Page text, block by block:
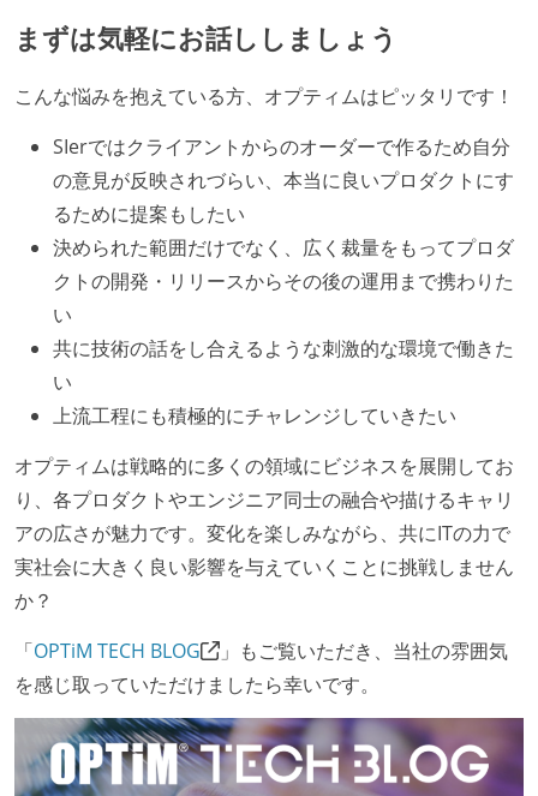
ていない
ーまたはペアプログラミングを実施している
「リファクタリングは随時行われるべき」という価値
観をメンバー全員が共有しており、日常的に実施して
いる
何らかのコーディング規約をチーム全体で遵守するよ
うにしている
テストの実施度
ほとんどのプロダクトコードに単体テストを記述、実
ほとんどの機能に受け入れテストを記述、実施してい
る
オープンな情報共有
ージャー以上の会議での議事録が社員にも公開されて
いる
労働環境の自由度
週2日リモート勤務のハイブリットワーク（週3出社）
まずは気軽にお話ししましょう
こんな悩みを抱えている方、オプティムはピッタリです！
SIerではクライアントからのオーダーで作るため自分
の意見が反映されづらい、本当に良いプロダクトにす
るために提案もしたい
決められた範囲だけでなく、広く裁量をもってプロダ
クトの開発・リリースからその後の運用まで携わりた
い
共に技術の話をし合えるような刺激的な環境で働きた
い
上流工程にも積極的にチャレンジしていきたい
オプティムは戦略的に多くの領域にビジネスを展開してお
り、各プロダクトやエンジニア同士の融合や描けるキャリ
アの広さが魅力です。変化を楽しみながら、共にITの力で
実社会に大きく良い影響を与えていくことに挑戦しません
か？
「OPTiM TECH BLOG
」もご覧いただき、当社の雰囲気
を感じ取っていただけましたら幸いです。